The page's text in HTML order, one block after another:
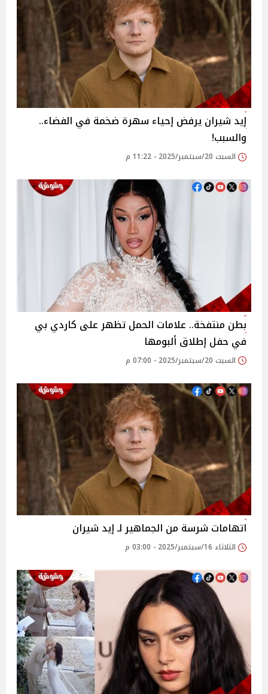
إيد شيران يرفض إحياء سهرة ضخمة في الفضاء..
والسبب!
السبت 20/سبتمبر/2025 - 11:22 م
بطن منتفخة.. علامات الحمل تظهر على كاردي بي
في حفل إطلاق ألبومها
السبت 20/سبتمبر/2025 - 07:00 م
اتهامات شرسة من الجماهير لـ إيد شيران
الثلاثاء 16/سبتمبر/2025 - 03:00 م